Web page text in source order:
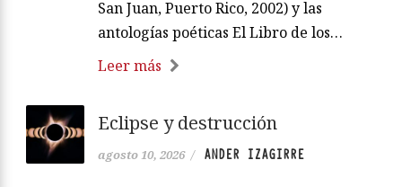
San Juan, Puerto Rico, 2002) y las
antologías poéticas El Libro de los…
Leer más
Eclipse y destrucción
agosto 10, 2026 / ANDER IZAGIRRE